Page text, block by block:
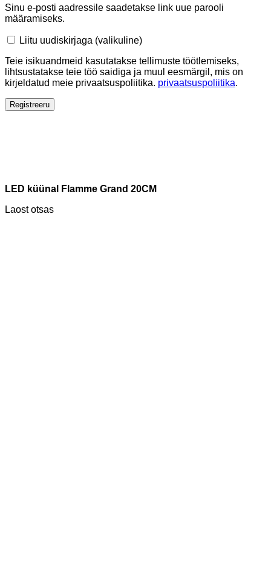
Sinu e-posti aadressile saadetakse link uue parooli
määramiseks.
Liitu uudiskirjaga (valikuline)
Teie isikuandmeid kasutatakse tellimuste töötlemiseks,
lihtsustatakse teie töö saidiga ja muul eesmärgil, mis on
kirjeldatud meie privaatsuspoliitika. privaatsuspoliitika.
Registreeru
LED küünal Flamme Grand 20CM
Laost otsas